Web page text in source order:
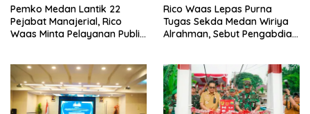
Pemko Medan Lantik 22
Pejabat Manajerial, Rico
Waas Minta Pelayanan Publik
Rico Waas Lepas Purna
Tugas Sekda Medan Wiriya
Alrahman, Sebut Pengabdian